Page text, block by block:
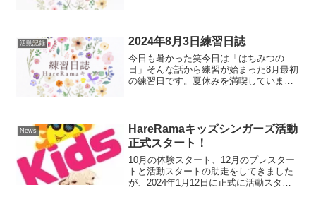
ズが出来て、10...
活動記録 2024年8月3日練習日誌
今日も暑かった笑今日は「はちみつの
日」そんな話から練習が始まった8月最初
の練習日です。夏休みを満喫しています
い出しておいてくださいね...
News
HareRamaキッズシンガーズ活動
正式スタート！
10月の体験スタート、12月のプレスター
トと活動スタートの助走をしてきました
が、2024年1月12日に正式に活動スター